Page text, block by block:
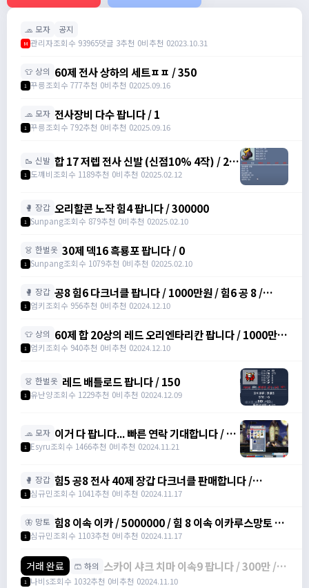
🧢 모자 공지
M 관리자조회수 93965댓글 3추천 0비추천 02023.10.31
👕 상의 60제 전사 상하의 세트ㅍㅍ / 350
1 꾸릉조회수 777추천 0비추천 02025.09.16
🧢 모자 전사장비 다수 팝니다 / 1
1 꾸릉조회수 792추천 0비추천 02025.09.16
🥾 신발 합 17 저렙 전사 신발 (신점10% 4작) / 2억
/ 댓에 연락처 달아주세요
1 도꺠비조회수 1189추천 0비추천 02025.02.12
🥊 장갑 오리할콘 노작 힘4 팝니다 / 300000
1 Sunpang조회수 879추천 0비추천 02025.02.10
👗 한벌옷 30제 덱16 흑룡포 팝니다 / 0
1 Sunpang조회수 1079추천 0비추천 02025.02.10
🥊 장갑 공8 힘6 다크너클 팝니다 / 1000만원 / 힘6 공 8 /
https://open.kakao.com/o/srDmv3Wf
1 엄키조회수 956추천 0비추천 02024.12.10
👕 상의 60제 합 20상의 레드 오리엔타리칸 팝니다 / 1000만원
/ 힘16 덱4 /
1 엄키조회수 940추천 0비추천 02024.12.10
👗 한벌옷 레드 배틀로드 팝니다 / 150
1 유난양조회수 1229추천 0비추천 02024.12.09
🧢 모자 이거 다 팝니다... 빠른 연락 기대합니다 / 4
천만 메소
1 Esyru조회수 1466추천 0비추천 02024.11.21
🥊 장갑 힘5 공8 전사 40제 장갑 다크너클 판매합니다 /
6000000 / 전사 40제 공 8 장갑 /
1 심규민조회수 1041추천 0비추천 02024.11.17
🦋 망토 힘8 이속 이카 / 5000000 / 힘 8 이속 이카루스망토 /
https://open.kakao.com/o/sbe7MC0g
1 심규민조회수 1103추천 0비추천 02024.11.17
거래 완료 🩳 하의 스카이 샤크 치마 이속9 팝니다 / 300만 /
물방+1 이속+4 상옵
1 나비s조회수 1032추천 0비추천 02024.11.10